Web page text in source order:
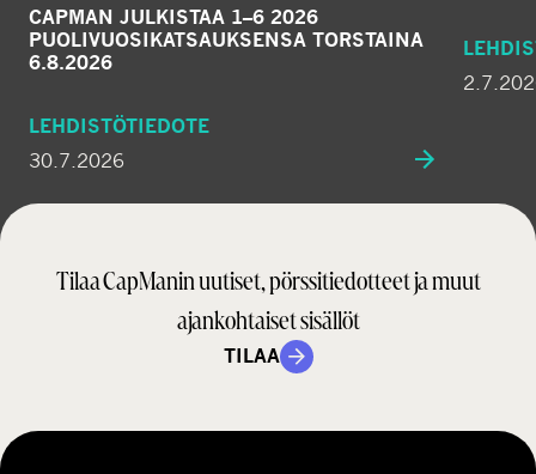
CAPMAN JULKISTAA 1–6 2026
PUOLIVUOSIKATSAUKSENSA TORSTAINA
6.8.2026
LEHDISTÖTIEDOTE
30.7.2026
Tilaa CapManin uutiset, pörssitiedotteet ja muut
ajankohtaiset sisällöt
TILAA